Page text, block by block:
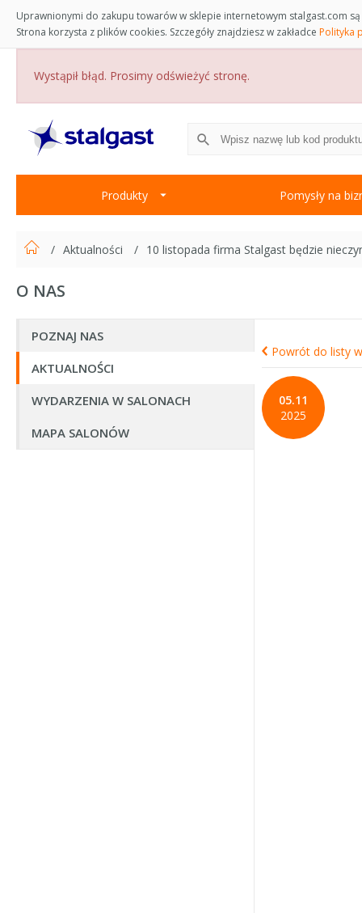
Uprawnionymi do zakupu towarów w sklepie internetowym stalgast.com
Strona korzysta z plików cookies. Szczegóły znajdziesz w zakładce Polityka
Wystąpił błąd. Prosimy odświeżyć stronę.
Produkty Pomysły na
Aktualności 10 listopada firma Stalgast będzie
O NAS
POZNAJ NAS
AKTUALNOŚCI
WYDARZENIA W SALONACH
MAPA SALONÓW
Powrót do listy
05.11
2025